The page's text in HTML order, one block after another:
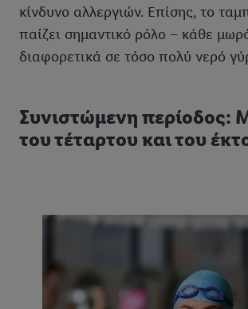
κίνδυνο αλλεργιών. Επίσης, το
παίζει σημαντικό ρόλο – κάθε
διαφορετικά σε τόσο πολύ νερό
Συνιστώμενη περίοδος:
του τέταρτου και του